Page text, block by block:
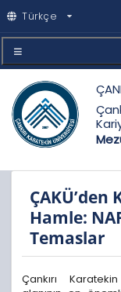
Türkçe
Hamle:
Temaslar
Çankırı